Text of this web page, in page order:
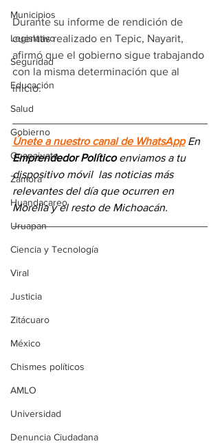
Municipios
Legislativo
Seguridad
Educación
Salud
Gobierno
Guanajuato
Zamora
Huandacareo
Uruapan
Ciencia y Tecnología
Viral
Justicia
Zitácuaro
México
Chismes políticos
AMLO
Universidad
Denuncia Ciudadana
Durante su informe de rendición de
cuentas realizado en Tepic, Nayarit,
afirmó que el gobierno sigue trabajando
con la misma determinación que al
inicio.
Únete a nuestro canal de WhatsApp En
Emprendedor Político enviamos a tu
dispositivo móvil las noticias más
relevantes del día que ocurren en
Morelia y el resto de Michoacán.